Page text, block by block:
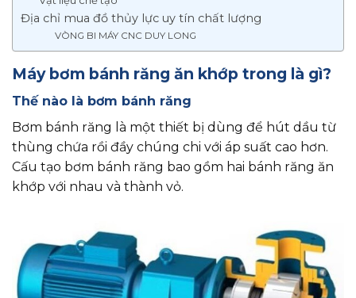
Địa chỉ mua đồ thủy lực uy tín chất lượng
VÒNG BI MÁY CNC DUY LONG
Máy bơm bánh răng ăn khớp trong là gì?
Thế nào là bơm bánh răng
Bơm bánh răng là một thiết bị dùng để hút dầu từ
thùng chứa rồi đầy chúng chi với áp suất cao hơn.
Cấu tạo bơm bánh răng bao gồm hai bánh răng ăn
khớp với nhau và thành vỏ.